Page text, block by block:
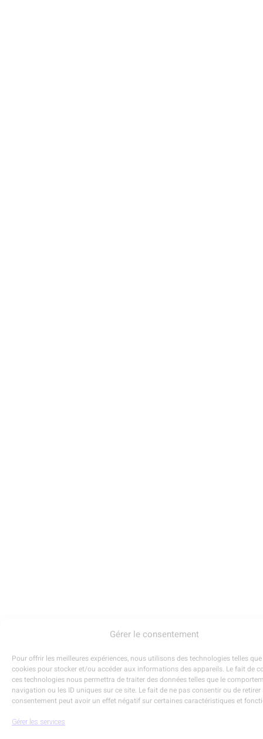
Gérer le consentement
Pour offrir les meilleures expériences, nous utilisons des technologies telles
cookies pour stocker et/ou accéder aux informations des appareils. Le fait de
ces technologies nous permettra de traiter des données telles que le
navigation ou les ID uniques sur ce site. Le fait de ne pas consentir ou de retirer
consentement peut avoir un effet négatif sur certaines caractéristiques et
Gérer les services